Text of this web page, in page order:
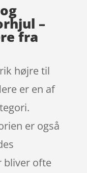
–
fra
højre til
er en af
er også
bliver ofte